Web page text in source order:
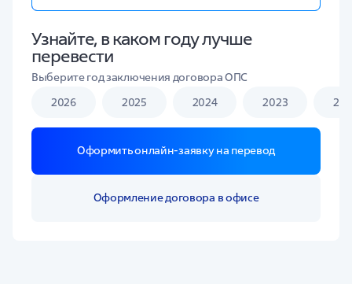
Узнайте, в каком году лучше
перевести
Выберите год заключения договора ОПС
2026
2025 2024 2023
Оформить онлайн-заявку на перевод
Оформление договора в офисе